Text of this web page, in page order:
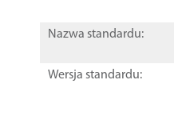
Nazwa standardu:
Wersja standardu: